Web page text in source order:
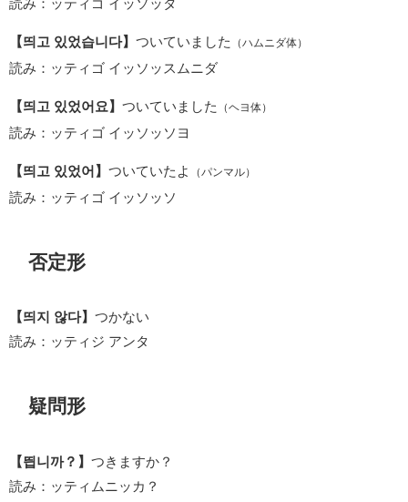
読み：ッティゴ イッソッタ
【띄고 있었습니다】 ついていました （ハムニダ体）
読み：ッティゴ イッソッスムニダ
【띄고 있었어요】 ついていました （ヘヨ体）
読み：ッティゴ イッソッソヨ
【띄고 있었어】 ついていたよ （パンマル）
読み：ッティゴ イッソッソ
否定形
【띄지 않다】 つかない
読み：ッティジ アンタ
疑問形
【띕니까？】 つきますか？
読み：ッティムニッカ？